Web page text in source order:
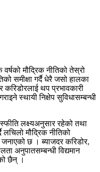
मौद्रिक नीतिको तेस्रो
समीक्षा गर्दै धेरै जसो हालका
थप प्रभावकारी
स्थायी निक्षेप सुविधासम्बन्धी
लक्ष्यअनुसार रहेको तथा
लचिलो मौद्रिक नीतिको
जनाएको छ । ब्याजदर करिडोर,
अनुपातसम्बन्धी विद्यमान
छैन् ।